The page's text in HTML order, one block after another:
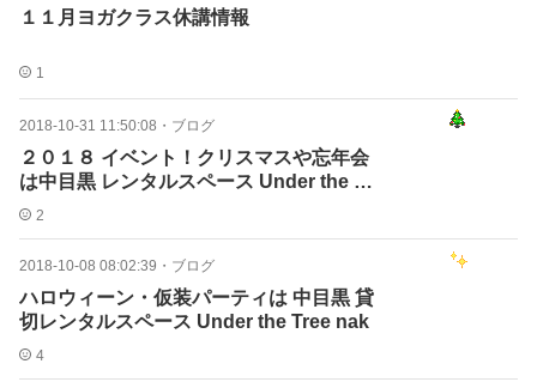
１１月ヨガクラス休講情報
1
2018-10-31 11:50:08 ・ ブログ
２０１８ イベント！クリスマスや忘年会
は中目黒 レンタルスペース Under the Tr
ee2
2018-10-08 08:02:39 ・ ブログ
ハロウィーン・仮装パーティは 中目黒 貸
切レンタルスペース Under the Tree nak
4